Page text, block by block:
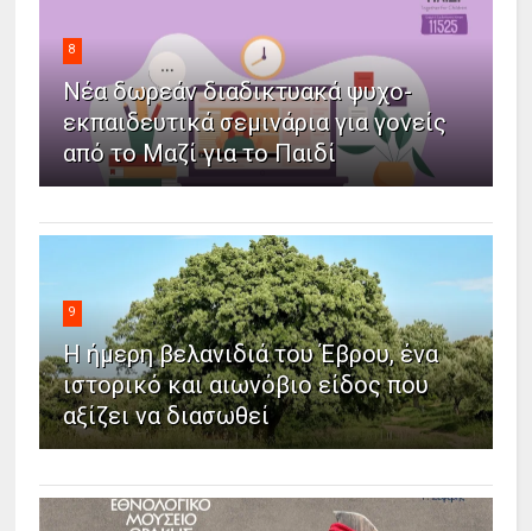
8
Νέα δωρεάν διαδικτυακά ψυχο-
εκπαιδευτικά σεμινάρια για γονείς
από το Μαζί για το Παιδί
9
Η ήμερη βελανιδιά του Έβρου, ένα
ιστορικό και αιωνόβιο είδος που
αξίζει να διασωθεί